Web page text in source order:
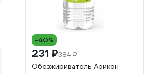
-40%
231 ₽384 ₽
Обезжириватель Арикон